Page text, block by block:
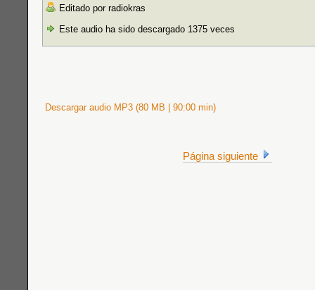
Editado por radiokras
Este audio ha sido descargado 1375 veces
Descargar audio MP3 (80 MB | 90:00 min)
Página siguiente